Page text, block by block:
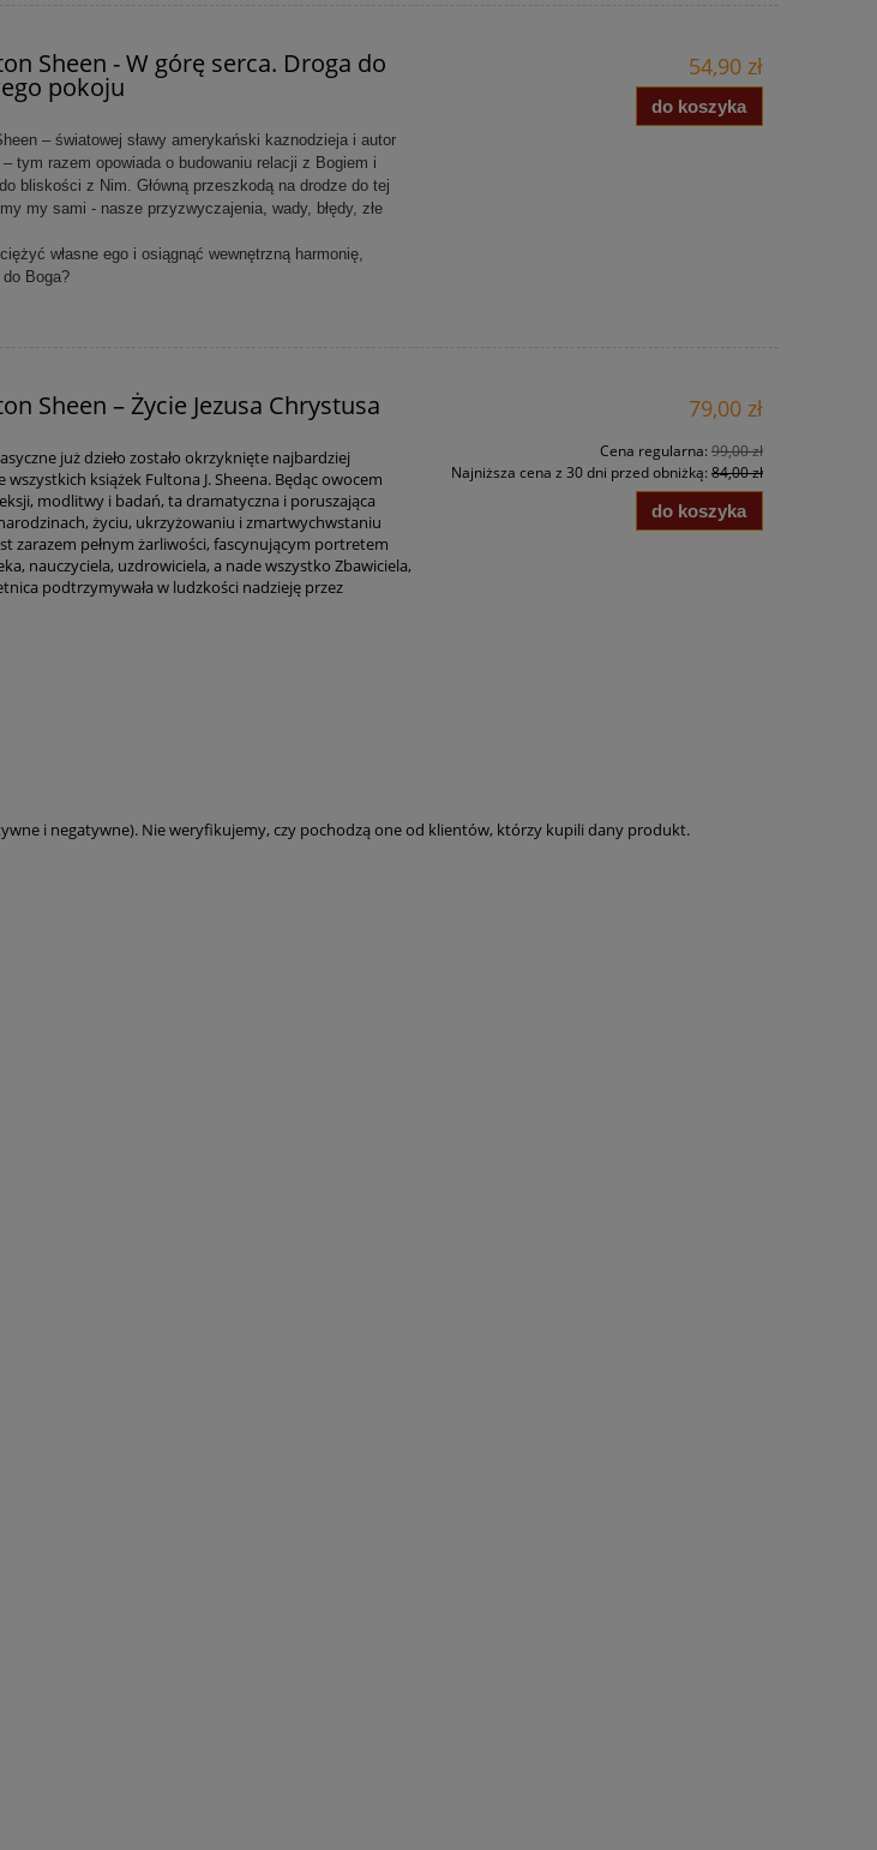
Sheen - W górę serca. Droga do
pokoju
– światowej sławy amerykański kaznodzieja i autor
– tym razem opowiada o budowaniu relacji z Bogiem i
bliskości z Nim. Główną przeszkodą na drodze do tej
my sami - nasze przyzwyczajenia, wady, błędy, złe
własne ego i osiągnąć wewnętrzną harmonię,
Boga?
54,90 zł
do koszyka
Sheen – Życie Jezusa Chrystusa
już dzieło zostało okrzyknięte najbardziej
wszystkich książek Fultona J. Sheena. Będąc owocem
modlitwy i badań, ta dramatyczna i poruszająca
życiu, ukrzyżowaniu i zmartwychwstaniu
zarazem pełnym żarliwości, fascynującym portretem
nauczyciela, uzdrowiciela, a nade wszystko Zbawiciela,
podtrzymywała w ludzkości nadzieję przez
79,00 zł
Cena regularna: 99,00 zł
Najniższa cena z 30 dni przed obniżką: 84,00 zł
do koszyka
i negatywne). Nie weryfikujemy, czy pochodzą one od klientów, którzy kupili dany produkt.